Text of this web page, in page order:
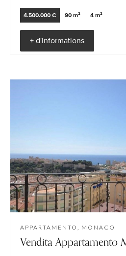
4.500.000 € 90 m² 4 m²
+ d'informations
APPARTAMENTO, MONACO
Vendita Appartamento